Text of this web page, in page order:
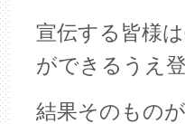
宣伝する皆様
ができるうえ
結果そのもの